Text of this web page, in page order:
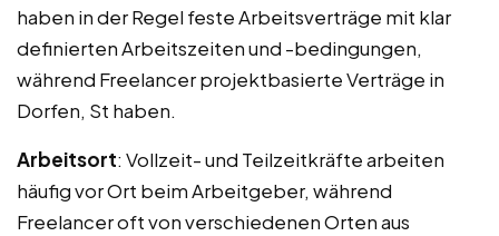
haben in der Regel feste Arbeitsverträge mit klar
definierten Arbeitszeiten und -bedingungen,
während Freelancer projektbasierte Verträge in
Dorfen, St haben.
Arbeitsort: Vollzeit- und Teilzeitkräfte arbeiten
häufig vor Ort beim Arbeitgeber, während
Freelancer oft von verschiedenen Orten aus